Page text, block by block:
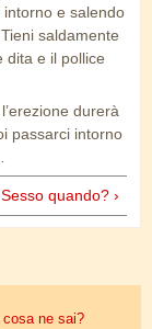
e salendo
saldamente
dita e il pollice
durerà
passarci intorno
Sesso quando? ›
cosa ne sai?